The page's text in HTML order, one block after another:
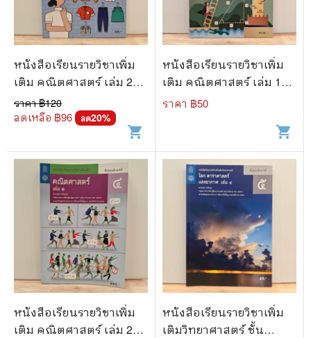
หนังสือเรียนรายวิชาเพิ่ม
เติม คณิตศาสตร์ เล่ม 2
ชั้นมัธยมศึกษาปีที่ 5
ราคา ฿120
ลดเหลือ ฿96 ลด20%
shopping_cart
หนังสือเรียนรายวิชาเพิ่ม
เติม คณิตศาสตร์ เล่ม 1
ชั้นมัธยมศึกษาปีที่ 5
ราคา ฿50
shopping_cart
หนังสือเรียนรายวิชาเพิ่ม
เติม คณิตศาสตร์ เล่ม 2
หนังสือเรียนรายวิชาเพิ่ม
เติมวิทยาศาสตร์ ชั้น